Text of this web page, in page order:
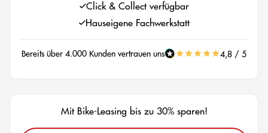
Click & Collect verfügbar
Hauseigene Fachwerkstatt
Bereits über 4.000 Kunden vertrauen uns 4,8 / 5
Mit Bike-Leasing bis zu 30% sparen!